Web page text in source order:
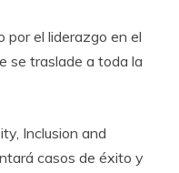
por el liderazgo en el
se traslade a toda la
Inclusion and
casos de éxito y